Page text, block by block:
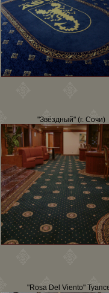
"Звёздный" (г. Сочи)
"Rosa Del Viento"